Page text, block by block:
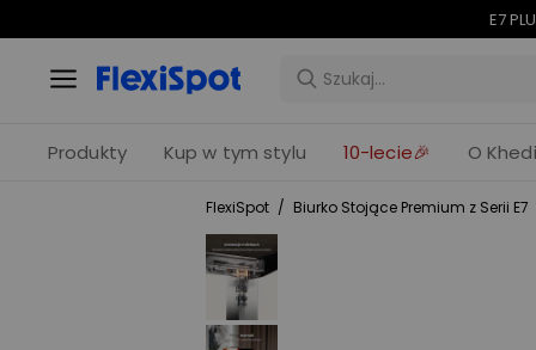
Świętujemy
Produkty Kup w tym stylu 10-lecie🎉 O
FlexiSpot / Biurko Stojące Premium z Serii E7